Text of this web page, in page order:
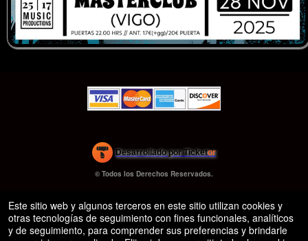
Desarrollado por Ticketor
Sistema de venta de entradas y taquilla de Ticketor
Software de venta de entradas para bares y clubes nocturnos
© Todos los Derechos Reservados.
Este sitio web y algunos terceros en este sitio utilizan cookies y
otras tecnologías de seguimiento con fines funcionales, analíticos
y de seguimiento, para comprender sus preferencias y brindarle